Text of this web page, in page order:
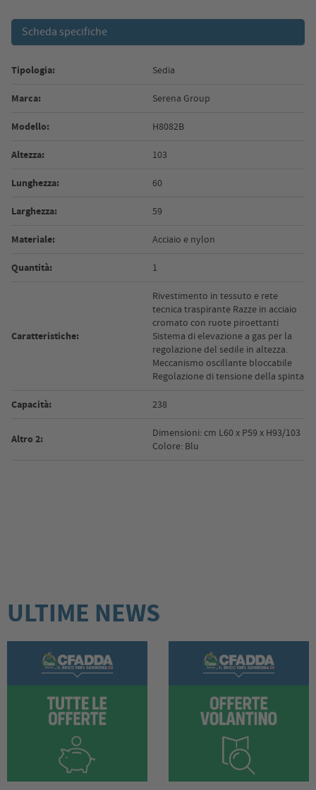
Scheda specifiche
Tipologia: Sedia
Marca: Serena Group
Modello: H8082B
Altezza: 103
Lunghezza: 60
Larghezza: 59
Materiale: Acciaio e nylon
Quantità: 1
Caratteristiche:
Rivestimento in tessuto e rete
tecnica traspirante Razze in acciaio
cromato con ruote piroettanti
Sistema di elevazione a gas per la
regolazione del sedile in altezza.
Meccanismo oscillante bloccabile
Regolazione di tensione della spinta
Capacità: 238
Altro 2:
Dimensioni: cm L60 x P59 x H93/103
Colore: Blu
ULTIME NEWS